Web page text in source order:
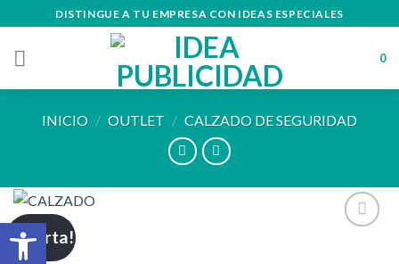
content
DISTINGUE A TU EMPRESA CON IDEAS ESPECIALES
0
INICIO / OUTLET / CALZADO DE SEGURIDAD
¡Oferta!
Abrir barra de herramientas